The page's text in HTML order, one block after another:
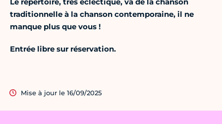
Le répertoire, très éclectique, va de la chanson
traditionnelle à la chanson contemporaine, il ne
manque plus que vous !
Entrée libre sur réservation.
Mise à jour le 16/09/2025